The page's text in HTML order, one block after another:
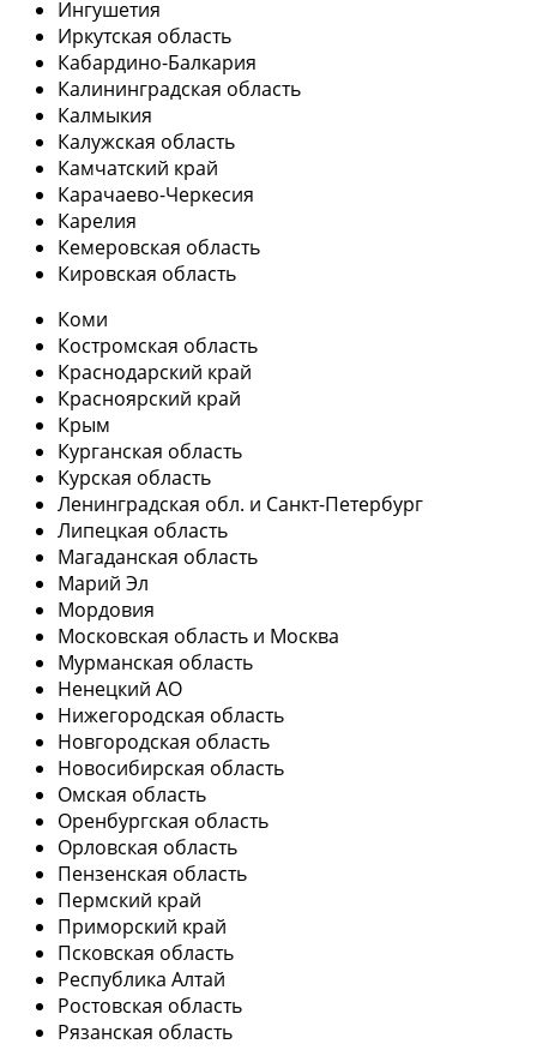
Ингушетия
Иркутская область
Кабардино-Балкария
Калининградская область
Калмыкия
Калужская область
Камчатский край
Карачаево-Черкесия
Карелия
Кемеровская область
Кировская область
Коми
Костромская область
Краснодарский край
Красноярский край
Крым
Курганская область
Курская область
Ленинградская обл. и Санкт-Петербург
Липецкая область
Магаданская область
Марий Эл
Мордовия
Московская область и Москва
Мурманская область
Ненецкий АО
Нижегородская область
Новгородская область
Новосибирская область
Омская область
Оренбургская область
Орловская область
Пензенская область
Пермский край
Приморский край
Псковская область
Республика Алтай
Ростовская область
Рязанская область